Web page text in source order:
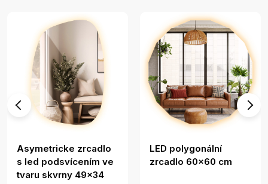
Asymetricke zrcadlo
s led podsvícením ve
tvaru skvrny 49x34
LED polygonální
zrcadlo 60x60 cm